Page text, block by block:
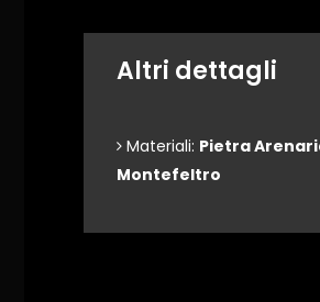
Altri dettagli
Materiali: Pietra
Montefeltro